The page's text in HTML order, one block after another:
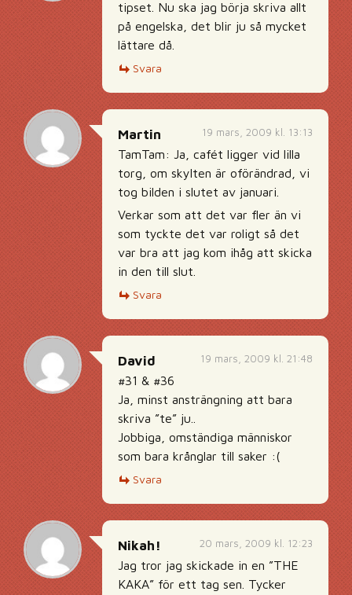
tipset. Nu ska jag börja skriva allt
på engelska, det blir ju så mycket
lättare då.
Svara
19 mars, 2009 kl. 13:13
Martin
TamTam: Ja, cafét ligger vid lilla
torg, om skylten är oförändrad, vi
tog bilden i slutet av januari.
Verkar som att det var fler än vi
som tyckte det var roligt så det
var bra att jag kom ihåg att skicka
in den till slut.
Svara
19 mars, 2009 kl. 21:48
David
#31 & #36
Ja, minst ansträngning att bara
skriva ”te” ju..
Jobbiga, omständiga människor
som bara krånglar till saker :(
Svara
20 mars, 2009 kl. 12:23
Nikah!
Jag tror jag skickade in en ”THE
KAKA” för ett tag sen. Tycker